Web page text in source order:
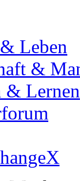
Leben
&
& Lernen